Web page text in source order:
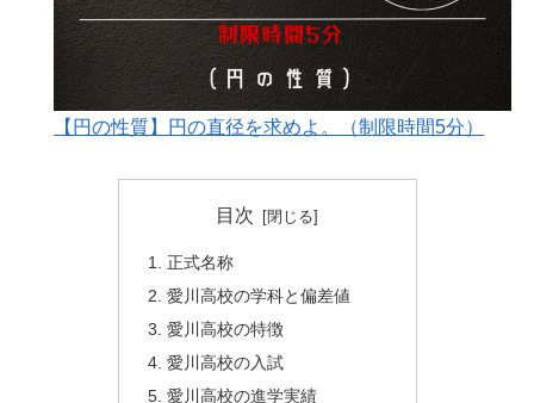
【円の性質】円の直径を求めよ。（制限時間5分）
目次
正式名称
愛川高校の学科と偏差値
愛川高校の特徴
愛川高校の入試
愛川高校の進学実績